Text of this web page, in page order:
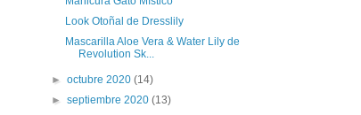
Look Otoñal de Dresslily
Mascarilla Aloe Vera & Water Lily de
Revolution Sk...
►octubre 2020(14)
►septiembre 2020(13)